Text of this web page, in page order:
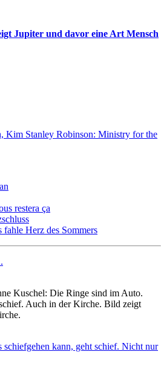
Kim Stanley Robinson: Ministry for the
restera ça
fahle Herz des Sommers
kann, geht schief. Nicht nur